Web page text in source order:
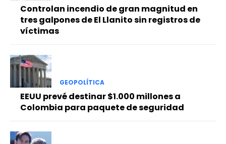
Controlan incendio de gran magnitud en
tres galpones de El Llanito sin registros de
víctimas
GEOPOLÍTICA
EEUU prevé destinar $1.000 millones a
Colombia para paquete de seguridad